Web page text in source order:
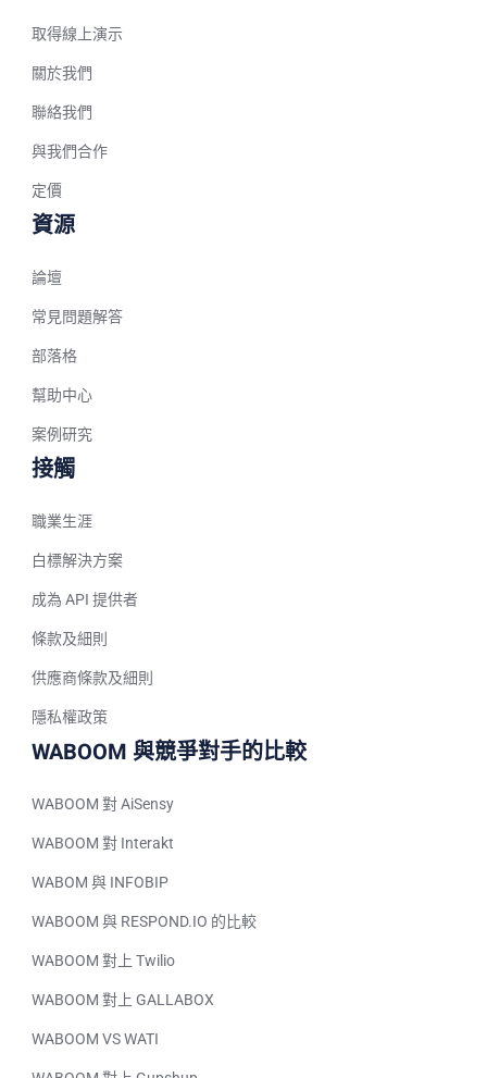
取得線上演示
關於我們
聯絡我們
與我們合作
定價
資源
論壇
常見問題解答
部落格
幫助中心
案例研究
接觸
職業生涯
白標解決方案
成為 API 提供者
條款及細則
供應商條款及細則
隱私權政策
WABOOM 與競爭對手的比較
WABOOM 對 AiSensy
WABOOM 對 Interakt
WABOM 與 INFOBIP
WABOOM 與 RESPOND.IO 的比較
WABOOM 對上 Twilio
WABOOM 對上 GALLABOX
WABOOM VS WATI
Bengali